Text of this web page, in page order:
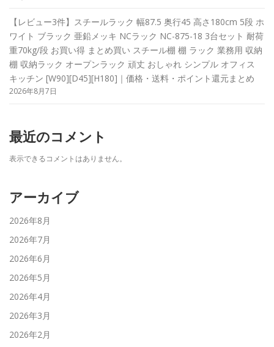
【レビュー3件】スチールラック 幅87.5 奥行45 高さ180cm 5段 ホ
ワイト ブラック 亜鉛メッキ NCラック NC-875-18 3台セット 耐荷
重70kg/段 お買い得 まとめ買い スチール棚 棚 ラック 業務用 収納
棚 収納ラック オープンラック 頑丈 おしゃれ シンプル オフィス
キッチン [W90][D45][H180]｜価格・送料・ポイント還元まとめ
2026年8月7日
最近のコメント
表示できるコメントはありません。
アーカイブ
2026年8月
2026年7月
2026年6月
2026年5月
2026年4月
2026年3月
2026年2月